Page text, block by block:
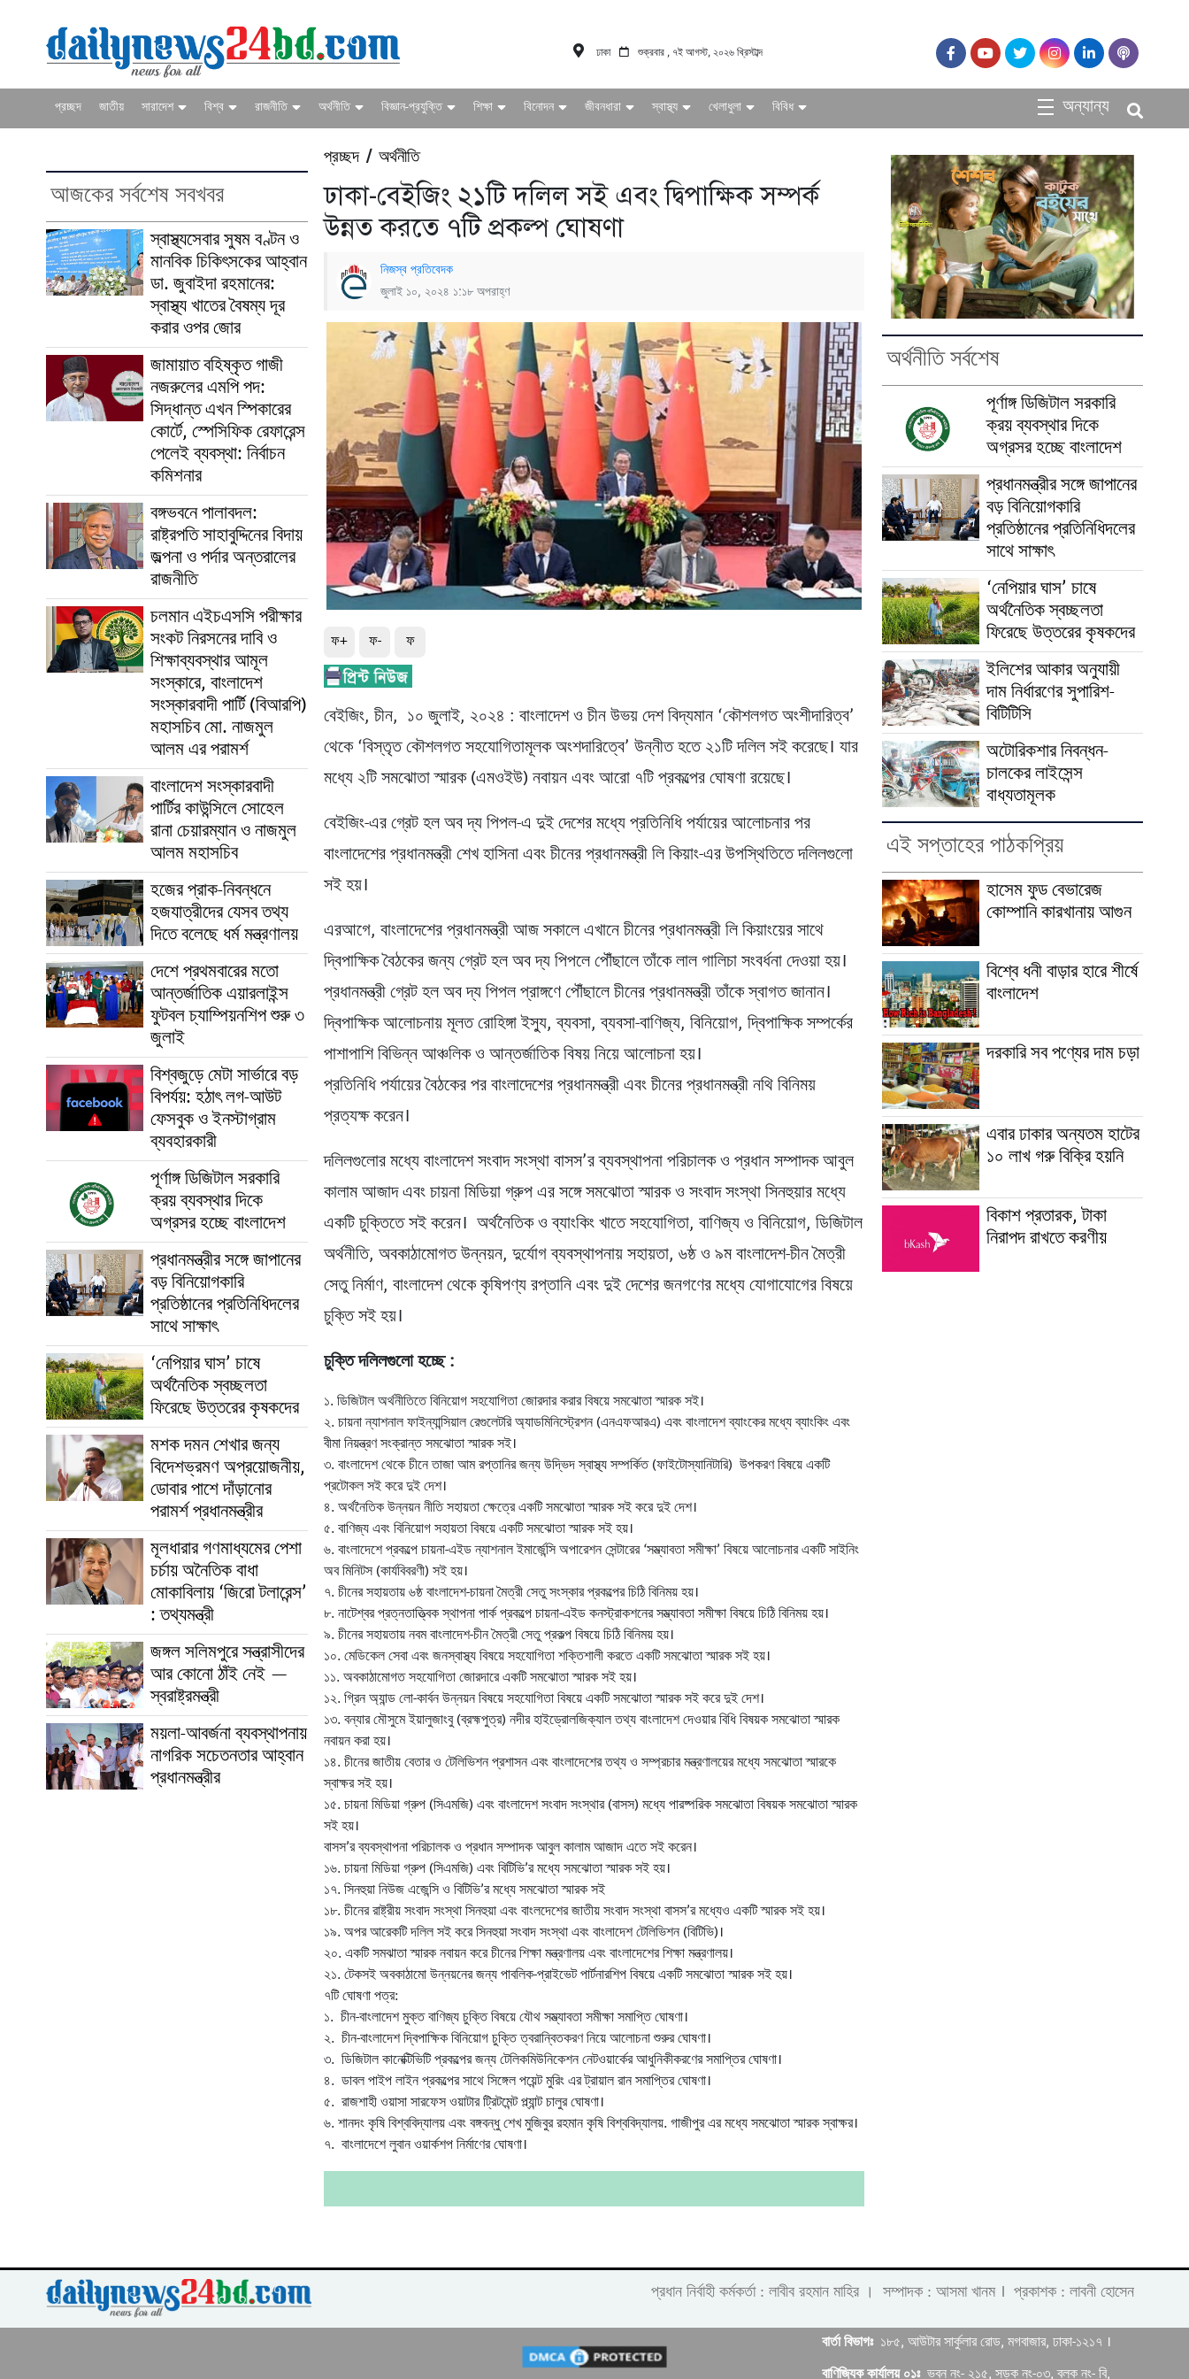
ঢাকা শুক্রবার , ৭ই আগস্ট, ২০২৬ খ্রিস্টাব্দ
প্রচ্ছদ জাতীয় সারাদেশ বিশ্ব রাজনীতি অর্থনীতি বিজ্ঞান-প্রযুক্তি শিক্ষা বিনোদন জীবনধারা স্বাস্থ্য খেলাধুলা বিবিধ অন্যান্য
আজকের সর্বশেষ সবখবর
স্বাস্থ্যসেবার সুষম বণ্টন ও
মানবিক চিকিৎসকের আহ্বান
ডা. জুবাইদা রহমানের:
স্বাস্থ্য খাতের বৈষম্য দূর
করার ওপর জোর
জামায়াত বহিষ্কৃত গাজী
নজরুলের এমপি পদ:
সিদ্ধান্ত এখন স্পিকারের
কোর্টে, স্পেসিফিক রেফারেন্স
পেলেই ব্যবস্থা: নির্বাচন
কমিশনার
বঙ্গভবনে পালাবদল:
রাষ্ট্রপতি সাহাবুদ্দিনের বিদায়
জল্পনা ও পর্দার অন্তরালের
রাজনীতি
চলমান এইচএসসি পরীক্ষার
সংকট নিরসনের দাবি ও
শিক্ষাব্যবস্থার আমূল
সংস্কারে, বাংলাদেশ
সংস্কারবাদী পার্টি (বিআরপি)
মহাসচিব মো. নাজমুল
আলম এর পরামর্শ
বাংলাদেশ সংস্কারবাদী
পার্টির কাউন্সিলে সোহেল
রানা চেয়ারম্যান ও নাজমুল
আলম মহাসচিব
হজের প্রাক-নিবন্ধনে
হজযাত্রীদের যেসব তথ্য
দিতে বলেছে ধর্ম মন্ত্রণালয়
দেশে প্রথমবারের মতো
আন্তর্জাতিক এয়ারলাইন্স
ফুটবল চ্যাম্পিয়নশিপ শুরু ৩
জুলাই
বিশ্বজুড়ে মেটা সার্ভারে বড়
বিপর্যয়: হঠাৎ লগ-আউট
ফেসবুক ও ইনস্টাগ্রাম
ব্যবহারকারী
পূর্ণাঙ্গ ডিজিটাল সরকারি
ক্রয় ব্যবস্থার দিকে
অগ্রসর হচ্ছে বাংলাদেশ
প্রধানমন্ত্রীর সঙ্গে জাপানের
বড় বিনিয়োগকারি
প্রতিষ্ঠানের প্রতিনিধিদলের
সাথে সাক্ষাৎ
‘নেপিয়ার ঘাস’ চাষে
অর্থনৈতিক স্বচ্ছলতা
ফিরেছে উত্তরের কৃষকদের
মশক দমন শেখার জন্য
বিদেশভ্রমণ অপ্রয়োজনীয়,
ডোবার পাশে দাঁড়ানোর
পরামর্শ প্রধানমন্ত্রীর
মূলধারার গণমাধ্যমের পেশা
চর্চায় অনৈতিক বাধা
মোকাবিলায় ‘জিরো টলারেন্স’
: তথ্যমন্ত্রী
জঙ্গল সলিমপুরে সন্ত্রাসীদের
আর কোনো ঠাঁই নেই —
স্বরাষ্ট্রমন্ত্রী
ময়লা-আবর্জনা ব্যবস্থাপনায়
নাগরিক সচেতনতার আহ্বান
প্রধানমন্ত্রীর
প্রচ্ছদ/অর্থনীতি
ঢাকা-বেইজিং ২১টি দলিল সই এবং দ্বিপাক্ষিক সম্পর্ক
উন্নত করতে ৭টি প্রকল্প ঘোষণা
নিজস্ব প্রতিবেদক
জুলাই ১০, ২০২৪ ১:১৮ অপরাহ্ণ
ফ+ ফ- ফ
বেইজিং, চীন, ১০ জুলাই, ২০২৪ : বাংলাদেশ ও চীন উভয় দেশ বিদ্যমান ‘কৌশলগত অংশীদারিত্ব’
থেকে ‘বিস্তৃত কৌশলগত সহযোগিতামূলক অংশদারিত্বে’ উন্নীত হতে ২১টি দলিল সই করেছে। যার
মধ্যে ২টি সমঝোতা স্মারক (এমওইউ) নবায়ন এবং আরো ৭টি প্রকল্পের ঘোষণা রয়েছে।
বেইজিং-এর গ্রেট হল অব দ্য পিপল-এ দুই দেশের মধ্যে প্রতিনিধি পর্যায়ের আলোচনার পর
বাংলাদেশের প্রধানমন্ত্রী শেখ হাসিনা এবং চীনের প্রধানমন্ত্রী লি কিয়াং-এর উপস্থিতিতে দলিলগুলো
সই হয়।
এরআগে, বাংলাদেশের প্রধানমন্ত্রী আজ সকালে এখানে চীনের প্রধানমন্ত্রী লি কিয়াংয়ের সাথে
দ্বিপাক্ষিক বৈঠকের জন্য গ্রেট হল অব দ্য পিপলে পৌঁছালে তাঁকে লাল গালিচা সংবর্ধনা দেওয়া হয়।
প্রধানমন্ত্রী গ্রেট হল অব দ্য পিপল প্রাঙ্গণে পৌঁছালে চীনের প্রধানমন্ত্রী তাঁকে স্বাগত জানান।
দ্বিপাক্ষিক আলোচনায় মূলত রোহিঙ্গা ইস্যু, ব্যবসা, ব্যবসা-বাণিজ্য, বিনিয়োগ, দ্বিপাক্ষিক সম্পর্কের
পাশাপাশি বিভিন্ন আঞ্চলিক ও আন্তর্জাতিক বিষয় নিয়ে আলোচনা হয়।
প্রতিনিধি পর্যায়ের বৈঠকের পর বাংলাদেশের প্রধানমন্ত্রী এবং চীনের প্রধানমন্ত্রী নথি বিনিময়
প্রত্যক্ষ করেন।
দলিলগুলোর মধ্যে বাংলাদেশ সংবাদ সংস্থা বাসস’র ব্যবস্থাপনা পরিচালক ও প্রধান সম্পাদক আবুল
কালাম আজাদ এবং চায়না মিডিয়া গ্রুপ এর সঙ্গে সমঝোতা স্মারক ও সংবাদ সংস্থা সিনহুয়ার মধ্যে
একটি চুক্তিতে সই করেন। অর্থনৈতিক ও ব্যাংকিং খাতে সহযোগিতা, বাণিজ্য ও বিনিয়োগ, ডিজিটাল
অর্থনীতি, অবকাঠামোগত উন্নয়ন, দুর্যোগ ব্যবস্থাপনায় সহায়তা, ৬ষ্ঠ ও ৯ম বাংলাদেশ-চীন মৈত্রী
সেতু নির্মাণ, বাংলাদেশ থেকে কৃষিপণ্য রপ্তানি এবং দুই দেশের জনগণের মধ্যে যোগাযোগের বিষয়ে
চুক্তি সই হয়।
চুক্তি দলিলগুলো হচ্ছে :
১. ডিজিটাল অর্থনীতিতে বিনিয়োগ সহযোগিতা জোরদার করার বিষয়ে সমঝোতা স্মারক সই।
২. চায়না ন্যাশনাল ফাইন্যান্সিয়াল রেগুলেটরি অ্যাডমিনিস্ট্রেশন (এনএফআরএ) এবং বাংলাদেশ ব্যাংকের মধ্যে ব্যাংকিং এবং
বীমা নিয়ন্ত্রণ সংক্রান্ত সমঝোতা স্মারক সই।
৩. বাংলাদেশ থেকে চীনে তাজা আম রপ্তানির জন্য উদ্ভিদ স্বাস্থ্য সম্পর্কিত (ফাইটোস্যানিটারি) উপকরণ বিষয়ে একটি
প্রটোকল সই করে দুই দেশ।
৪. অর্থনৈতিক উন্নয়ন নীতি সহায়তা ক্ষেত্রে একটি সমঝোতা স্মারক সই করে দুই দেশ।
৫. বাণিজ্য এবং বিনিয়োগ সহায়তা বিষয়ে একটি সমঝোতা স্মারক সই হয়।
৬. বাংলাদেশে প্রকল্পে চায়না-এইড ন্যাশনাল ইমার্জেন্সি অপারেশন সেন্টারের ‘সম্ভ্যাবতা সমীক্ষা’ বিষয়ে আলোচনার একটি সাইনিং
অব মিনিটস (কার্যবিবরণী) সই হয়।
৭. চীনের সহায়তায় ৬ষ্ঠ বাংলাদেশ-চায়না মৈত্রী সেতু সংস্কার প্রকল্পের চিঠি বিনিময় হয়।
৮. নাটেশ্বর প্রত্নতাত্ত্বিক স্থাপনা পার্ক প্রকল্পে চায়না-এইড কনস্ট্রাকশনের সম্ভ্যাবতা সমীক্ষা বিষয়ে চিঠি বিনিময় হয়।
৯. চীনের সহায়তায় নবম বাংলাদেশ-চীন মৈত্রী সেতু প্রকল্প বিষয়ে চিঠি বিনিময় হয়।
১০. মেডিকেল সেবা এবং জনস্বাস্থ্য বিষয়ে সহযোগিতা শক্তিশালী করতে একটি সমঝোতা স্মারক সই হয়।
১১. অবকাঠামোগত সহযোগিতা জোরদারে একটি সমঝোতা স্মারক সই হয়।
১২. গ্রিন অ্যান্ড লো-কার্বন উন্নয়ন বিষয়ে সহযোগিতা বিষয়ে একটি সমঝোতা স্মারক সই করে দুই দেশ।
১৩. বন্যার মৌসুমে ইয়ালুজাংবু (ব্রহ্মপুত্র) নদীর হাইড্রোলজিক্যাল তথ্য বাংলাদেশ দেওয়ার বিধি বিষয়ক সমঝোতা স্মারক
নবায়ন করা হয়।
১৪. চীনের জাতীয় বেতার ও টেলিভিশন প্রশাসন এবং বাংলাদেশের তথ্য ও সম্প্রচার মন্ত্রণালয়ের মধ্যে সমঝোতা স্মারকে
স্বাক্ষর সই হয়।
১৫. চায়না মিডিয়া গ্রুপ (সিএমজি) এবং বাংলাদেশ সংবাদ সংস্থার (বাসস) মধ্যে পারষ্পরিক সমঝোতা বিষয়ক সমঝোতা স্মারক
সই হয়।
বাসস’র ব্যবস্থাপনা পরিচালক ও প্রধান সম্পাদক আবুল কালাম আজাদ এতে সই করেন।
১৬. চায়না মিডিয়া গ্রুপ (সিএমজি) এবং বিটিভি’র মধ্যে সমঝোতা স্মারক সই হয়।
১৭. সিনহুয়া নিউজ এজেন্সি ও বিটিভি’র মধ্যে সমঝোতা স্মারক সই
১৮. চীনের রাষ্ট্রীয় সংবাদ সংস্থা সিনহুয়া এবং বাংলদেশের জাতীয় সংবাদ সংস্থা বাসস’র মধ্যেও একটি স্মারক সই হয়।
১৯. অপর আরেকটি দলিল সই করে সিনহুয়া সংবাদ সংস্থা এবং বাংলাদেশ টেলিভিশন (বিটিভি)।
২০. একটি সমঝাতা স্মারক নবায়ন করে চীনের শিক্ষা মন্ত্রণালয় এবং বাংলাদেশের শিক্ষা মন্ত্রণালয়।
২১. টেকসই অবকাঠামো উন্নয়নের জন্য পাবলিক-প্রাইভেট পার্টনারশিপ বিষয়ে একটি সমঝোতা স্মারক সই হয়।
৭টি ঘোষণা পত্র:
১. চীন-বাংলাদেশ মুক্ত বাণিজ্য চুক্তি বিষয়ে যৌথ সম্ভ্যাবতা সমীক্ষা সমাপ্তি ঘোষণা।
২. চীন-বাংলাদেশ দ্বিপাক্ষিক বিনিয়োগ চুক্তি ত্বরান্বিতকরণ নিয়ে আলোচনা শুরুর ঘোষণা।
৩. ডিজিটাল কানেক্টিভিটি প্রকল্পের জন্য টেলিকমিউনিকেশন নেটওয়ার্কের আধুনিকীকরণের সমাপ্তির ঘোষণা।
৪. ডাবল পাইপ লাইন প্রকল্পের সাথে সিঙ্গেল পয়েন্ট মুরিং এর ট্রায়াল রান সমাপ্তির ঘোষণা।
৫. রাজশাহী ওয়াসা সারফেস ওয়াটার ট্রিটমেন্ট প্ল্যান্ট চালুর ঘোষণা।
৬. শানদং কৃষি বিশ্ববিদ্যালয় এবং বঙ্গবন্ধু শেখ মুজিবুর রহমান কৃষি বিশ্ববিদ্যালয়. গাজীপুর এর মধ্যে সমঝোতা স্মারক স্বাক্ষর।
৭. বাংলাদেশে লুবান ওয়ার্কশপ নির্মাণের ঘোষণা।
অর্থনীতি সর্বশেষ
পূর্ণাঙ্গ ডিজিটাল সরকারি
ক্রয় ব্যবস্থার দিকে
অগ্রসর হচ্ছে বাংলাদেশ
প্রধানমন্ত্রীর সঙ্গে জাপানের
বড় বিনিয়োগকারি
প্রতিষ্ঠানের প্রতিনিধিদলের
সাথে সাক্ষাৎ
‘নেপিয়ার ঘাস’ চাষে
অর্থনৈতিক স্বচ্ছলতা
ফিরেছে উত্তরের কৃষকদের
ইলিশের আকার অনুযায়ী
দাম নির্ধারণের সুপারিশ-
বিটিটিসি
অটোরিকশার নিবন্ধন-
চালকের লাইসেন্স
বাধ্যতামূলক
এই সপ্তাহের পাঠকপ্রিয়
হাসেম ফুড বেভারেজ
কোম্পানি কারখানায় আগুন
বিশ্বে ধনী বাড়ার হারে শীর্ষে
বাংলাদেশ
দরকারি সব পণ্যের দাম চড়া
এবার ঢাকার অন্যতম হাটের
১০ লাখ গরু বিক্রি হয়নি
বিকাশ প্রতারক, টাকা
নিরাপদ রাখতে করণীয়
প্রধান নির্বাহী কর্মকর্তা : লাবীব রহমান মাহির । সম্পাদক : আসমা খানম । প্রকাশক : লাবনী হোসেন
বার্তা বিভাগঃ১৮৫, আউটার সার্কুলার রোড, মগবাজার, ঢাকা-১২১৭ ।